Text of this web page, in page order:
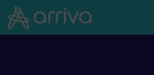
Skoči na vsebino